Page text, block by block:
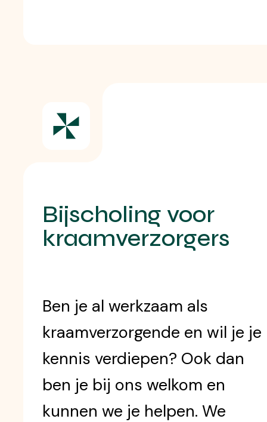
Bijscholing voor
kraamverzorgers
Ben je al werkzaam als
kraamverzorgende en wil je je
kennis verdiepen? Ook dan
ben je bij ons welkom en
kunnen we je helpen. We